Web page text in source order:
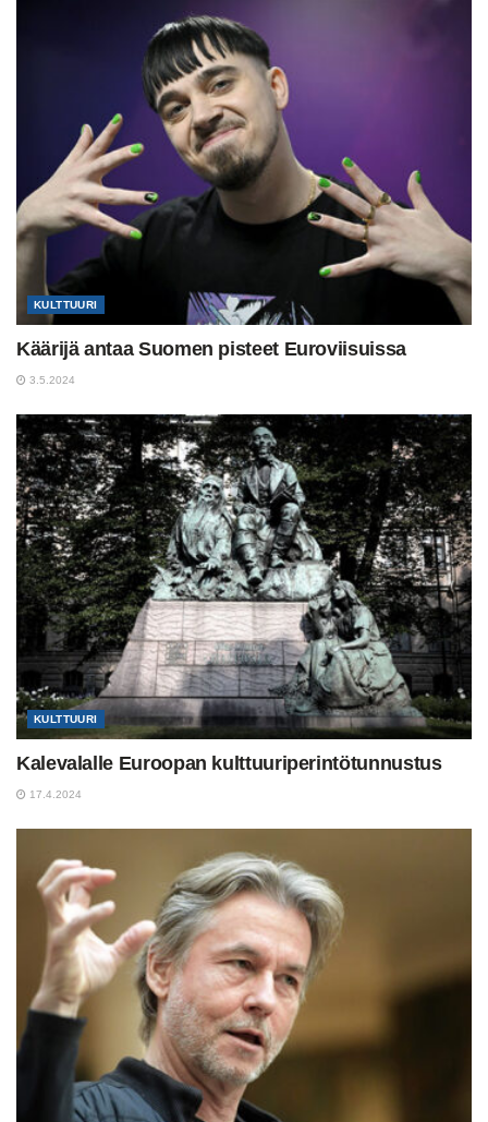
KULTTUURI
Käärijä antaa Suomen pisteet Euroviisuissa
3.5.2024
KULTTUURI
Kalevalalle Euroopan kulttuuriperintötunnustus
17.4.2024